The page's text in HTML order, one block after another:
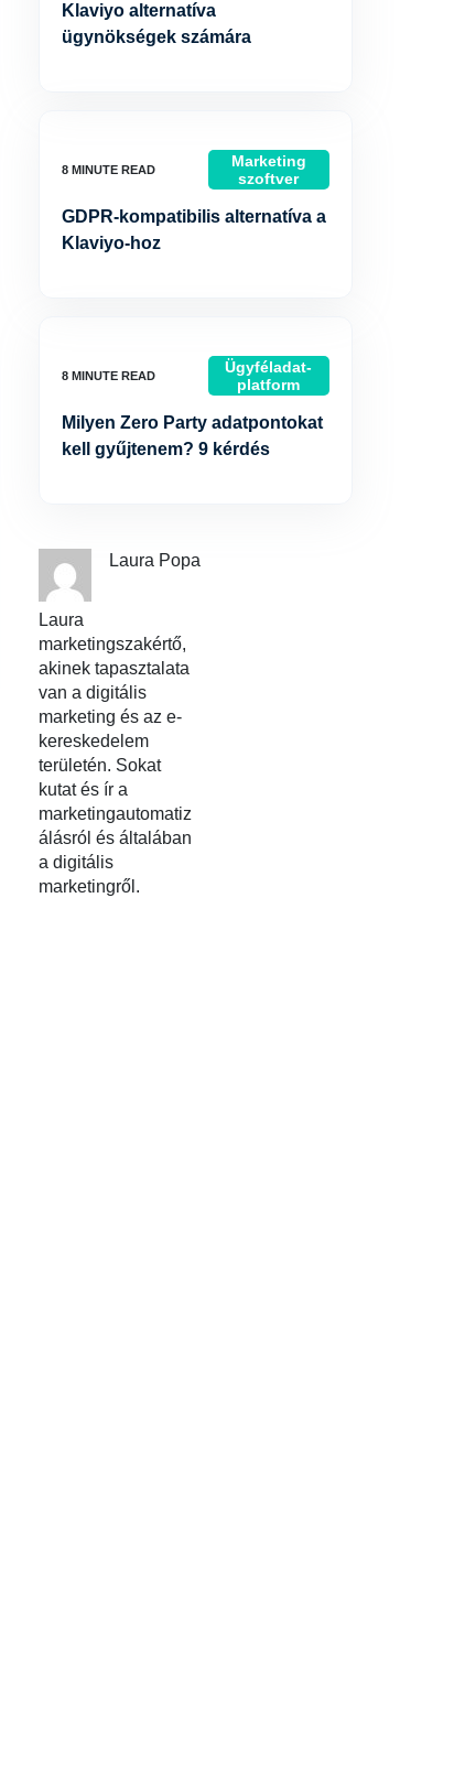
Klaviyo alternatíva
ügynökségek számára
Marketing
szoftver
GDPR-kompatibilis alternatíva a
Klaviyo-hoz
Ügyféladat-
platform
Milyen Zero Party adatpontokat
kell gyűjtenem? 9 kérdés
Laura Popa
Laura
marketingszakértő,
akinek tapasztalata
van a digitális
marketing és az e-
kereskedelem
területén. Sokat
kutat és ír a
marketingautomatiz
álásról és általában
a digitális
marketingről.